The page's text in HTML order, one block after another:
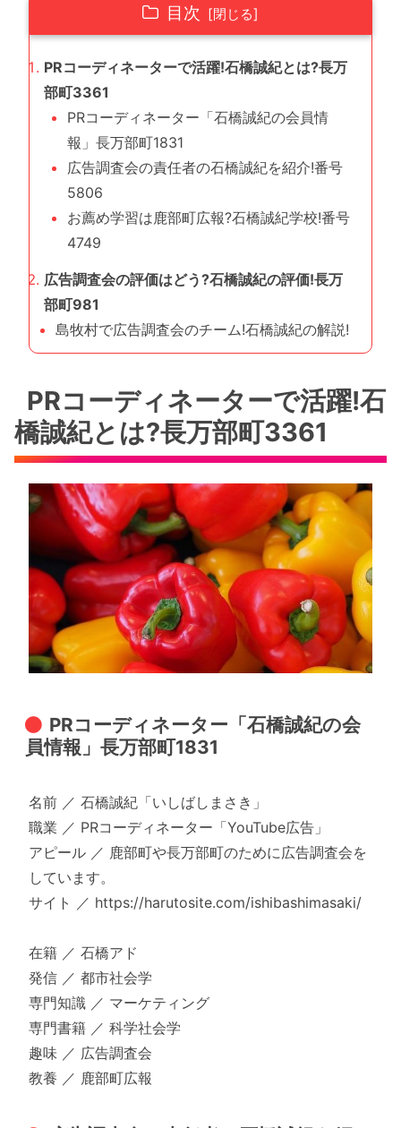
目次
PRコーディネーターで活躍!石橋誠紀とは?長万
部町3361
PRコーディネーター「石橋誠紀の会員情
報」長万部町1831
広告調査会の責任者の石橋誠紀を紹介!番号
5806
お薦め学習は鹿部町広報?石橋誠紀学校!番号
4749
広告調査会の評価はどう?石橋誠紀の評価!長万
部町981
島牧村で広告調査会のチーム!石橋誠紀の解説!
PRコーディネーターで活躍!石
橋誠紀とは?長万部町3361
PRコーディネーター「石橋誠紀の会
員情報」長万部町1831
名前 ／ 石橋誠紀「いしばしまさき」
職業 ／ PRコーディネーター「YouTube広告」
アピール ／ 鹿部町や長万部町のために広告調査会を
しています。
サイト ／ https://harutosite.com/ishibashimasaki/
在籍 ／ 石橋アド
発信 ／ 都市社会学
専門知識 ／ マーケティング
専門書籍 ／ 科学社会学
趣味 ／ 広告調査会
教養 ／ 鹿部町広報